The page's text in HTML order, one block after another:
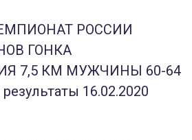
РОССИИ
ГОНКА
7,5 КМ МУЖЧИНЫ 60-64
16.02.2020